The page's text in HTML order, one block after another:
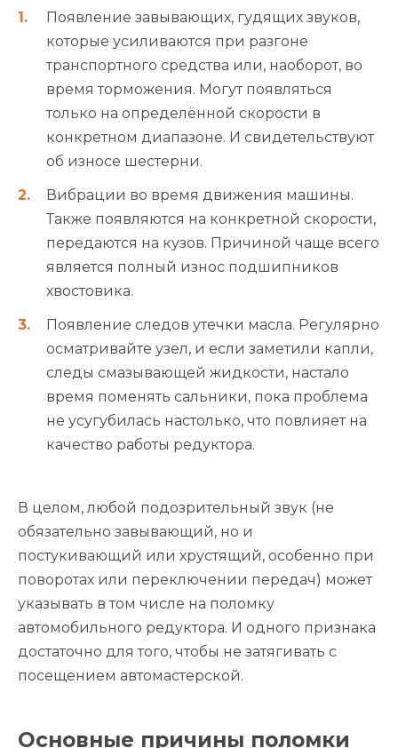
Появление завывающих, гудящих звуков,
которые усиливаются при разгоне
транспортного средства или, наоборот, во
время торможения. Могут появляться
только на определённой скорости в
конкретном диапазоне. И свидетельствуют
об износе шестерни.
Вибрации во время движения машины.
Также появляются на конкретной скорости,
передаются на кузов. Причиной чаще всего
является полный износ подшипников
хвостовика.
Появление следов утечки масла. Регулярно
осматривайте узел, и если заметили капли,
следы смазывающей жидкости, настало
время поменять сальники, пока проблема
не усугубилась настолько, что повлияет на
качество работы редуктора.
В целом, любой подозрительный звук (не
обязательно завывающий, но и
постукивающий или хрустящий, особенно при
поворотах или переключении передач) может
указывать в том числе на поломку
автомобильного редуктора. И одного признака
достаточно для того, чтобы не затягивать с
посещением автомастерской.
Основные причины поломки